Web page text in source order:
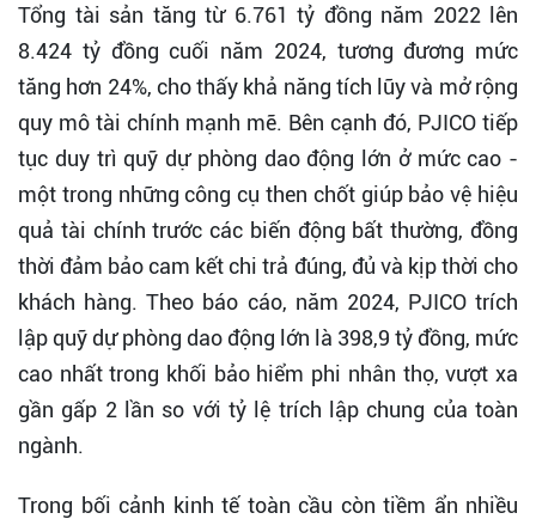
Tổng tài sản tăng từ 6.761 tỷ đồng năm 2022 lên
8.424 tỷ đồng cuối năm 2024, tương đương mức
tăng hơn 24%, cho thấy khả năng tích lũy và mở rộng
quy mô tài chính mạnh mẽ. Bên cạnh đó, PJICO tiếp
tục duy trì quỹ dự phòng dao động lớn ở mức cao -
một trong những công cụ then chốt giúp bảo vệ hiệu
quả tài chính trước các biến động bất thường, đồng
thời đảm bảo cam kết chi trả đúng, đủ và kịp thời cho
khách hàng. Theo báo cáo, năm 2024, PJICO trích
lập quỹ dự phòng dao động lớn là 398,9 tỷ đồng, mức
cao nhất trong khối bảo hiểm phi nhân thọ, vượt xa
gần gấp 2 lần so với tỷ lệ trích lập chung của toàn
ngành.
Trong bối cảnh kinh tế toàn cầu còn tiềm ẩn nhiều